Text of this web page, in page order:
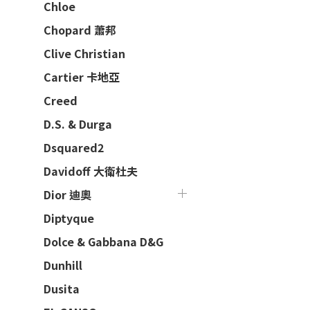
Chloe
Chopard 蕭邦
Clive Christian
Cartier 卡地亞
Creed
D.S. & Durga
Dsquared2
Davidoff 大衛杜夫
Dior 迪奧
Diptyque
Dolce & Gabbana D&G
Dunhill
Dusita